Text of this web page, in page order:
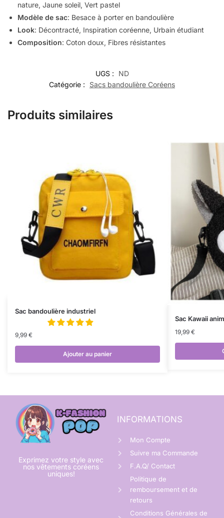
nature, Jaune soleil, Vert pastel
Modèle de sac: Besace à porter en bandoulière
Look: Décontracté, Inspiration coréenne, Urbain étudiant
Composition: Coton doux, Fibres résistantes
UGS :
ND
Catégorie :
Sacs bandoulière Coréens
Produits similaires
Sac bandoulière industriel
9,99 €
Ajouter au panier
Sac Kawaii
19,99 €
Exprimez votre style avec
nos vêtements coréens
uniques!
INFORMATIONS
Mon Compte
Suivre ma Commande
F.A.Q/ Contact
Politique de
remboursement et de
retours
Conditions Générales de